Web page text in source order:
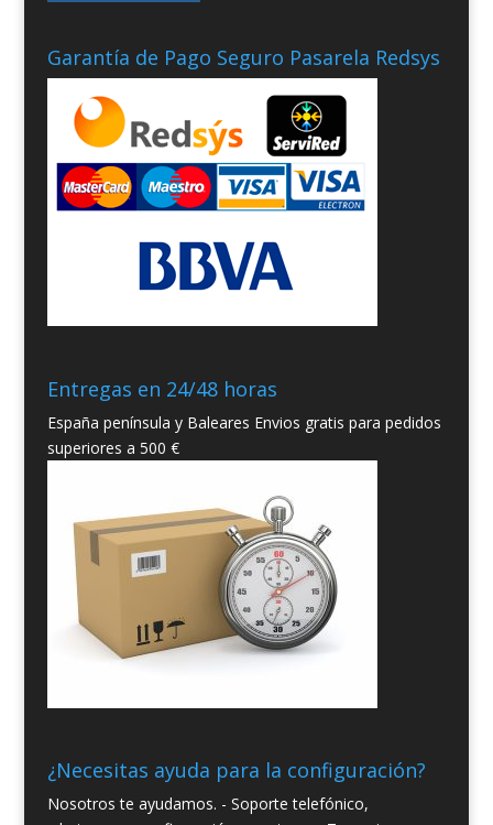
Garantía de Pago Seguro Pasarela Redsys
Entregas en 24/48 horas
España península y Baleares Envios gratis para pedidos
superiores a 500 €
¿Necesitas ayuda para la configuración?
Nosotros te ayudamos. - Soporte telefónico,